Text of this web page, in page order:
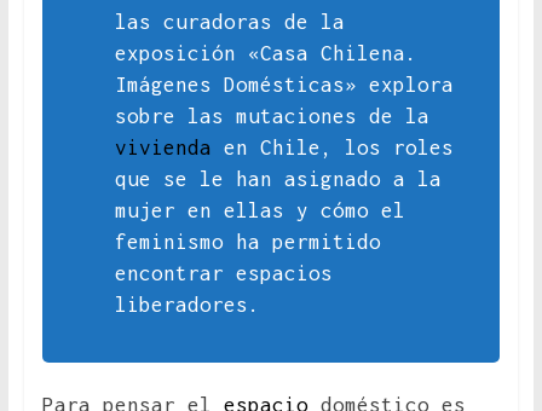
las curadoras de la
exposición «Casa Chilena.
Imágenes Domésticas» explora
sobre las mutaciones de la
vivienda en Chile, los roles
que se le han asignado a la
mujer en ellas y cómo el
feminismo ha permitido
encontrar espacios
liberadores.
Para pensar el espaciodoméstico es